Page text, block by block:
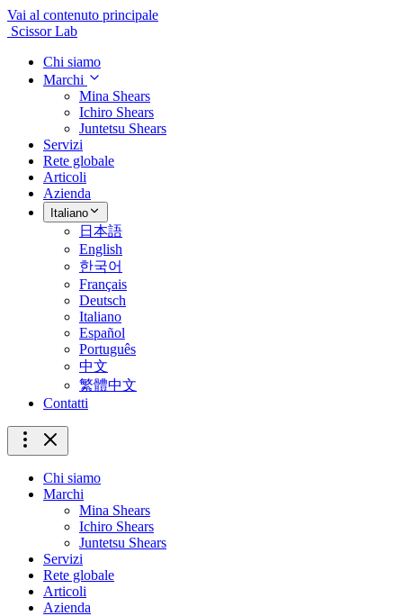
Vai al contenuto principale
Scissor Lab
Chi siamo
Marchi
Mina Shears
Ichiro Shears
Juntetsu Shears
Servizi
Rete globale
Articoli
Azienda
Italiano
日本語
English
한국어
Français
Deutsch
Italiano
Español
Português
中文
繁體中文
Contatti
Chi siamo
Marchi
Mina Shears
Ichiro Shears
Juntetsu Shears
Servizi
Rete globale
Articoli
Azienda